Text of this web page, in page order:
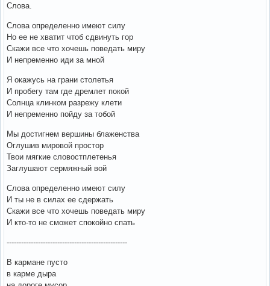
Слова.
Слова определенно имеют силу
Но ее не хватит чтоб сдвинуть гор
Скажи все что хочешь поведать миру
И непременно иди за мной
Я окажусь на грани столетья
И пробегу там где дремлет покой
Солнца клинком разрежу клети
И непременно пойду за тобой
Мы достигнем вершины блаженства
Оглушив мировой простор
Твои мягкие словостплетенья
Заглушают сермяжный вой
Слова определенно имеют силу
И ты не в силах ее сдержать
Скажи все что хочешь поведать миру
И кто-то не сможет спокойно спать
--------------------------------------------------
В кармане пусто
в карме дыра